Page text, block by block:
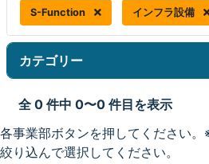
S-Function インフラ設備
カテゴリー
全 0 件中 0〜0 件目を表示
各事業部ボタンを押してください
絞り込んで選択してください。